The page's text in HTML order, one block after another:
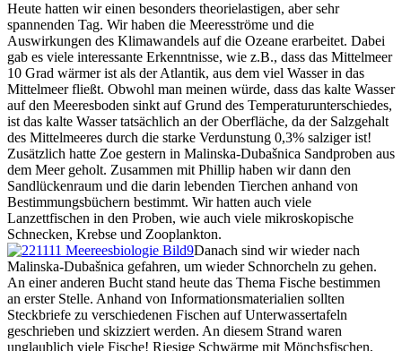
Heute hatten wir einen besonders theorielastigen, aber sehr
spannenden Tag. Wir haben die Meeresströme und die
Auswirkungen des Klimawandels auf die Ozeane erarbeitet. Dabei
gab es viele interessante Erkenntnisse, wie z.B., dass das Mittelmeer
10 Grad wärmer ist als der Atlantik, aus dem viel Wasser in das
Mittelmeer fließt. Obwohl man meinen würde, dass das kalte Wasser
auf den Meeresboden sinkt auf Grund des Temperaturunterschiedes,
ist das kalte Wasser tatsächlich an der Oberfläche, da der Salzgehalt
des Mittelmeeres durch die starke Verdunstung 0,3% salziger ist!
Zusätzlich hatte Zoe gestern in Malinska-Dubašnica Sandproben aus
dem Meer geholt. Zusammen mit Phillip haben wir dann den
Sandlückenraum und die darin lebenden Tierchen anhand von
Bestimmungsbüchern bestimmt. Wir hatten auch viele
Lanzettfischen in den Proben, wie auch viele mikroskopische
Schnecken, Krebse und Zooplankton.
Danach sind wir wieder nach
Malinska-Dubašnica gefahren, um wieder Schnorcheln zu gehen.
An einer anderen Bucht stand heute das Thema Fische bestimmen
an erster Stelle. Anhand von Informationsmaterialien sollten
Steckbriefe zu verschiedenen Fischen auf Unterwassertafeln
geschrieben und skizziert werden. An diesem Strand waren
unglaublich viele Fische! Riesige Schwärme mit Mönchsfischen,